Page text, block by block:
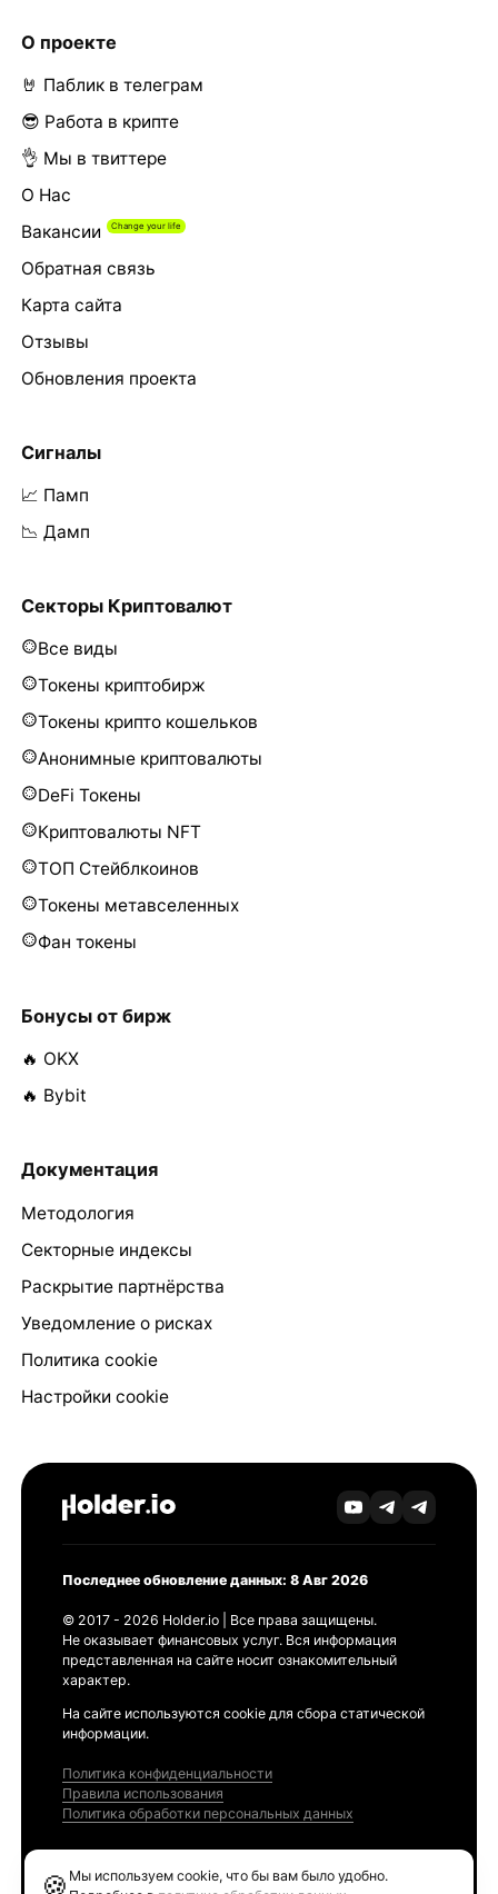
О проекте
🤘 Паблик в телеграм
😎 Работа в крипте
👌 Мы в твиттере
О Нас
Вакансии
Обратная связь
Карта сайта
Отзывы
Обновления проекта
Сигналы
📈 Памп
📉 Дамп
Секторы Криптовалют
Все виды
Токены криптобирж
Токены крипто кошельков
Анонимные криптовалюты
DeFi Токены
Криптовалюты NFT
ТОП Стейблкоинов
Токены метавселенных
Фан токены
Бонусы от бирж
🔥 OKX
🔥 Bybit
Документация
Методология
Секторные индексы
Раскрытие партнёрства
Уведомление о рисках
Политика cookie
Настройки cookie
Последнее обновление данных: 8 Авг 2026
© 2017 - 2026 Holder.io | Все права защищены.
Не оказывает финансовых услуг. Вся информация
представленная на сайте носит ознакомительный
характер.
На сайте используются cookie для сбора статической
информации.
Политика конфиденциальности
Правила использования
Политика обработки персональных данных
🍪 Мы используем cookie, что бы вам было удобно.